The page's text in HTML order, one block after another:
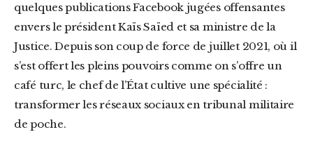
quelques publications Facebook jugées offensantes
envers le président Kaïs Saïed et sa ministre de la
Justice. Depuis son coup de force de juillet 2021, où il
s’est offert les pleins pouvoirs comme on s’offre un
café turc, le chef de l’État cultive une spécialité :
transformer les réseaux sociaux en tribunal militaire
de poche.